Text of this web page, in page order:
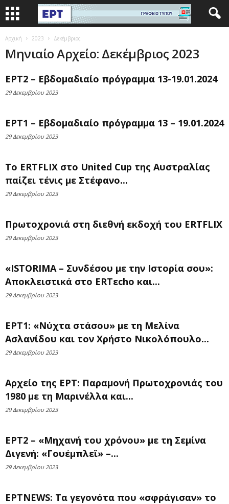
Αρχική 2023 Δεκέμβριος
Μηνιαίο Αρχείο: Δεκέμβριος 2023
ΕΡΤ2 – Εβδομαδιαίο πρόγραμμα 13-19.01.2024
29 Δεκεμβρίου 2023
ΕΡΤ1 – Εβδομαδιαίο πρόγραμμα 13 – 19.01.2024
29 Δεκεμβρίου 2023
Το ERTFLIX στο United Cup της Αυστραλίας
παίζει τένις με Στέφανο...
29 Δεκεμβρίου 2023
Πρωτοχρονιά στη διεθνή εκδοχή του ERTFLIX
29 Δεκεμβρίου 2023
«ISTORIMA – Συνδέσου με την Ιστορία σου»:
Αποκλειστικά στο ERTεcho και...
29 Δεκεμβρίου 2023
ΕΡΤ1: «Νύχτα στάσου» με τη Μελίνα
Ασλανίδου και τον Χρήστο Νικολόπουλο...
29 Δεκεμβρίου 2023
Αρχείο της ΕΡΤ: Παραμονή Πρωτοχρονιάς του
1980 με τη Μαρινέλλα και...
29 Δεκεμβρίου 2023
ΕΡΤ2 – «Μηχανή του χρόνου» με τη Σεμίνα
Διγενή: «Γουέμπλεϊ» –...
29 Δεκεμβρίου 2023
ΕΡΤNEWS: Τα γεγονότα που «σφράγισαν» το